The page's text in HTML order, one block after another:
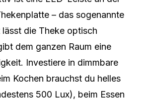
– das sogenannte
die Theke optisch
dem ganzen Raum eine
Investiere in dimmbare
Kochen brauchst du helles
500 Lux), beim Essen